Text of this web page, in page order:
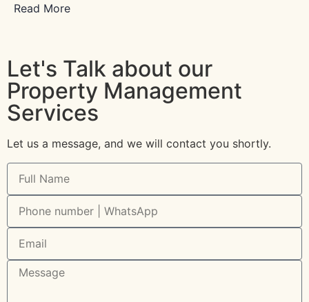
Read More
Let's Talk about our
Property Management
Services
Let us a message, and we will contact you shortly.